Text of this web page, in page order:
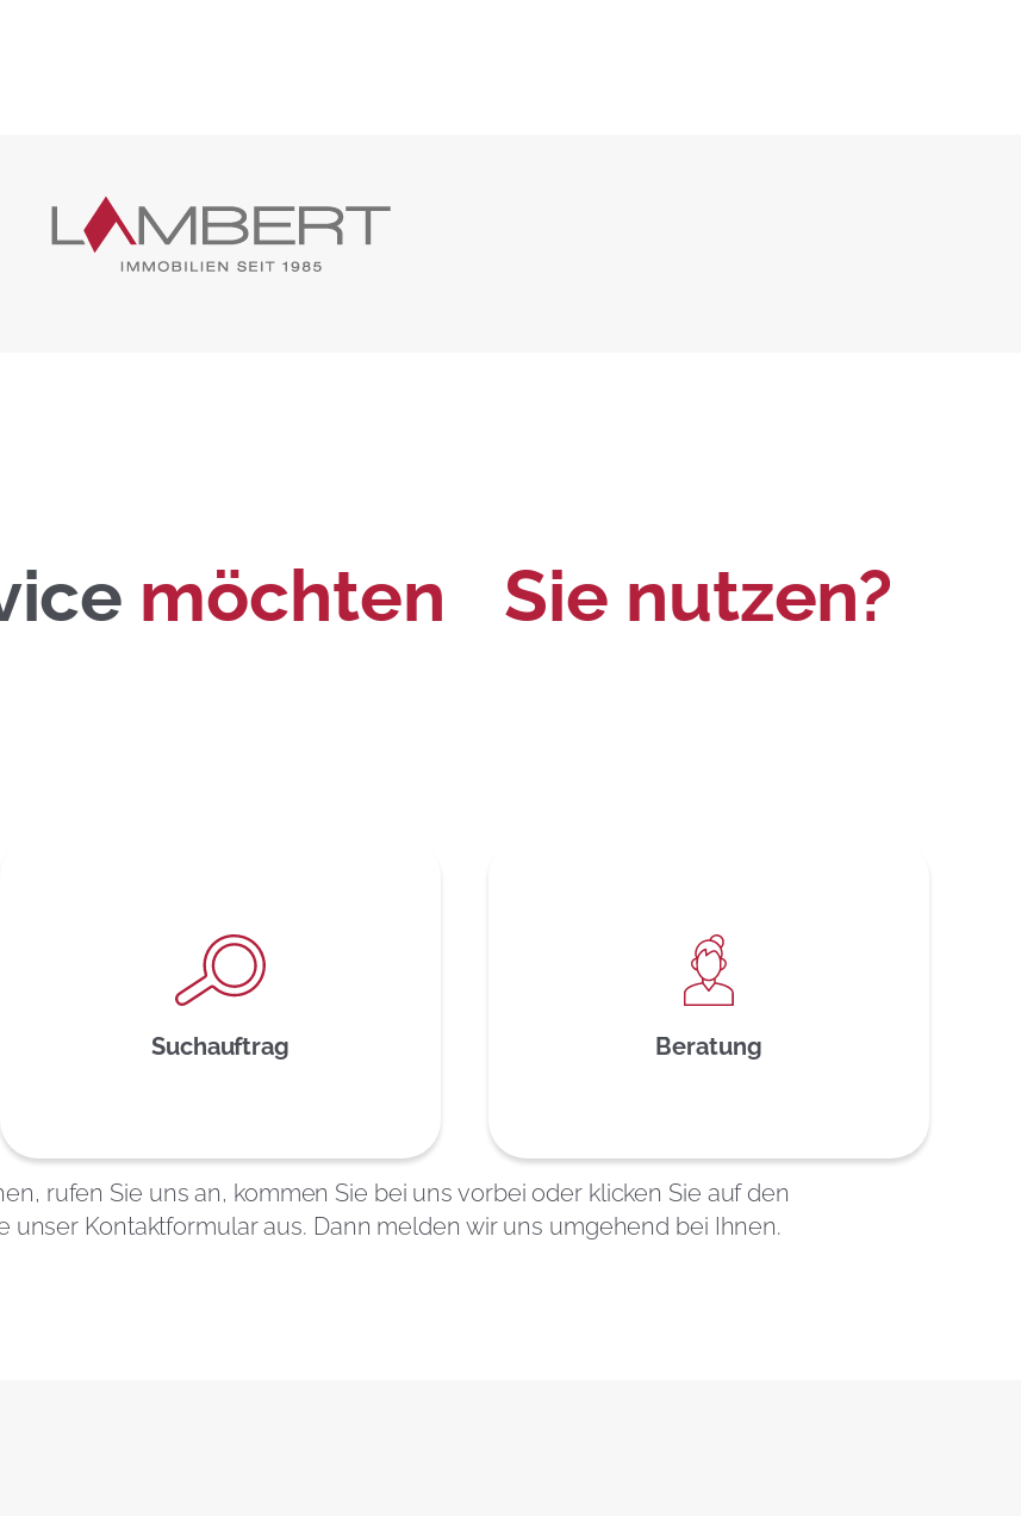
möchten Sie nutzen?
Suchauftrag Beratung
rufen Sie uns an, kommen Sie bei uns vorbei oder klicken Sie auf den
unser Kontaktformular aus. Dann melden wir uns umgehend bei Ihnen.